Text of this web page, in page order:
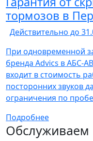
тормозов в
Действительно до
При одновременной
бренда Advics в АБС-
входит в стоимость
посторонних звуков
ограничения по
Подробнее
Обслуживаем